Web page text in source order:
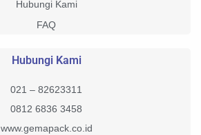
Hubungi Kami
FAQ
Hubungi Kami
021 – 82623311
0812 6836 3458
www.gemapack.co.id